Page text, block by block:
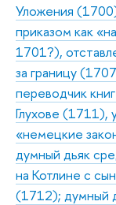
Уложения
приказом как
1701?),
за границу
переводчик
Глухове (1711),
«немецкие
думный дьяк
на Котлине с
(1712); думный